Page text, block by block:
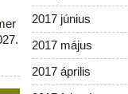
2017 június
2017 május
2017 április